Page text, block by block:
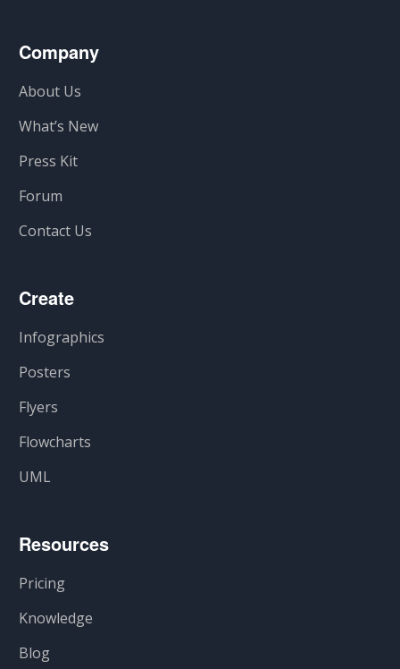
Company
About Us
What’s New
Press Kit
Forum
Contact Us
Create
Infographics
Posters
Flyers
Flowcharts
UML
Resources
Pricing
Knowledge
Blog